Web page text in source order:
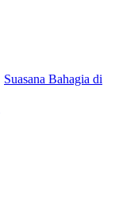
Suasana Bahagia di